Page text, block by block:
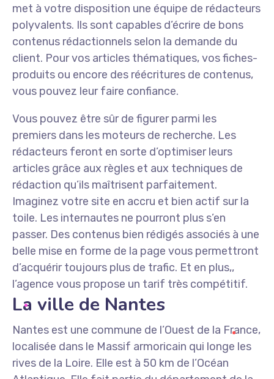
met à votre disposition une équipe de rédacteurs
polyvalents. Ils sont capables d’écrire de bons
contenus rédactionnels selon la demande du
client. Pour vos articles thématiques, vos fiches-
produits ou encore des réécritures de contenus,
vous pouvez leur faire confiance.
Vous pouvez être sûr de figurer parmi les
premiers dans les moteurs de recherche. Les
rédacteurs feront en sorte d’optimiser leurs
articles grâce aux règles et aux techniques de
rédaction qu’ils maîtrisent parfaitement.
Imaginez votre site en accru et bien actif sur la
toile. Les internautes ne pourront plus s’en
passer. Des contenus bien rédigés associés à une
belle mise en forme de la page vous permettront
d’acquérir toujours plus de trafic. Et en plus,,
l’agence vous propose un tarif très compétitif.
La ville de Nantes
Nantes est une commune de l’Ouest de la France,
localisée dans le Massif armoricain qui longe les
rives de la Loire. Elle est à 50 km de l’Océan